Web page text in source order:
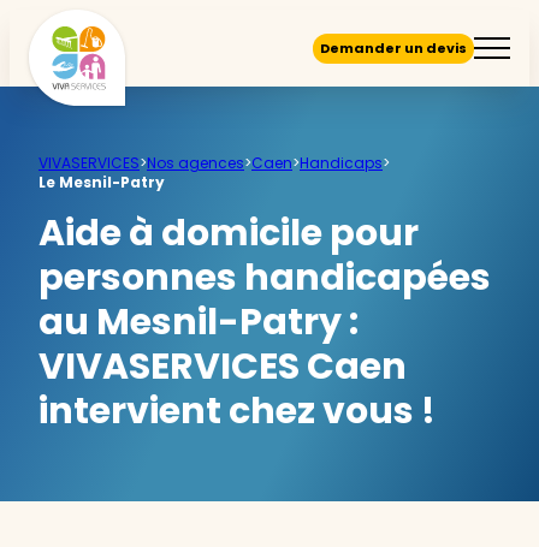
Demander un devis
VIVASERVICES>Nos agences>Caen>Handicaps>
Le Mesnil-Patry
Aide à domicile pour
personnes handicapées
au Mesnil-Patry :
VIVASERVICES Caen
intervient chez vous !